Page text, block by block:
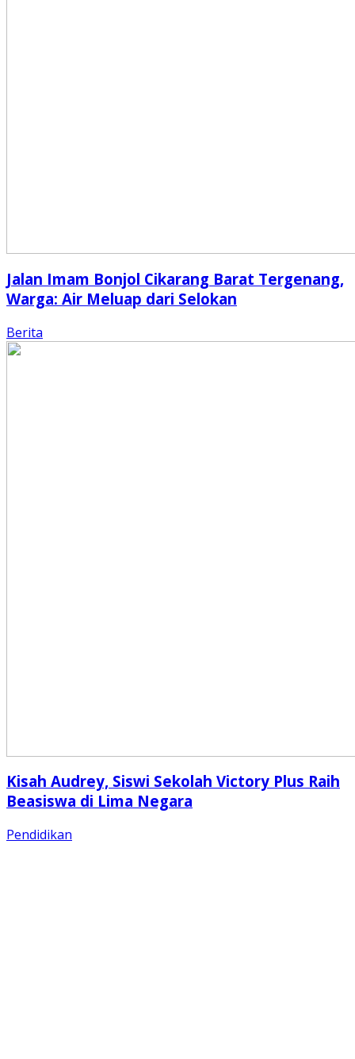
Jalan Imam Bonjol Cikarang Barat Tergenang,
Warga: Air Meluap dari Selokan
Berita
Kisah Audrey, Siswi Sekolah Victory Plus Raih
Beasiswa di Lima Negara
Pendidikan